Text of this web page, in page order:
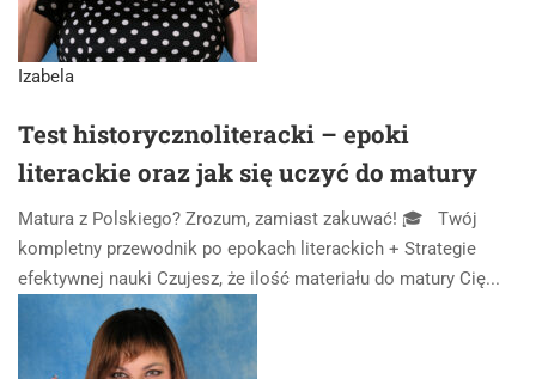
Izabela
Test historycznoliteracki – epoki
literackie oraz jak się uczyć do matury
Matura z Polskiego? Zrozum, zamiast zakuwać! 🎓 Twój
kompletny przewodnik po epokach literackich + Strategie
efektywnej nauki Czujesz, że ilość materiału do matury Cię...